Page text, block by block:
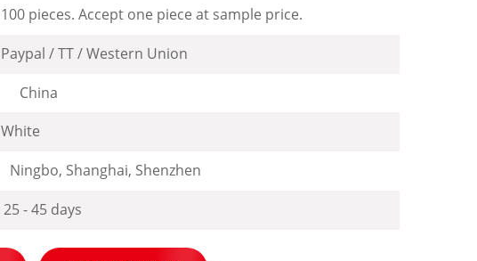
100 pieces. Accept one piece at sample price.
Paypal / TT / Western Union
China
White
Ningbo, Shanghai, Shenzhen
25 - 45 days